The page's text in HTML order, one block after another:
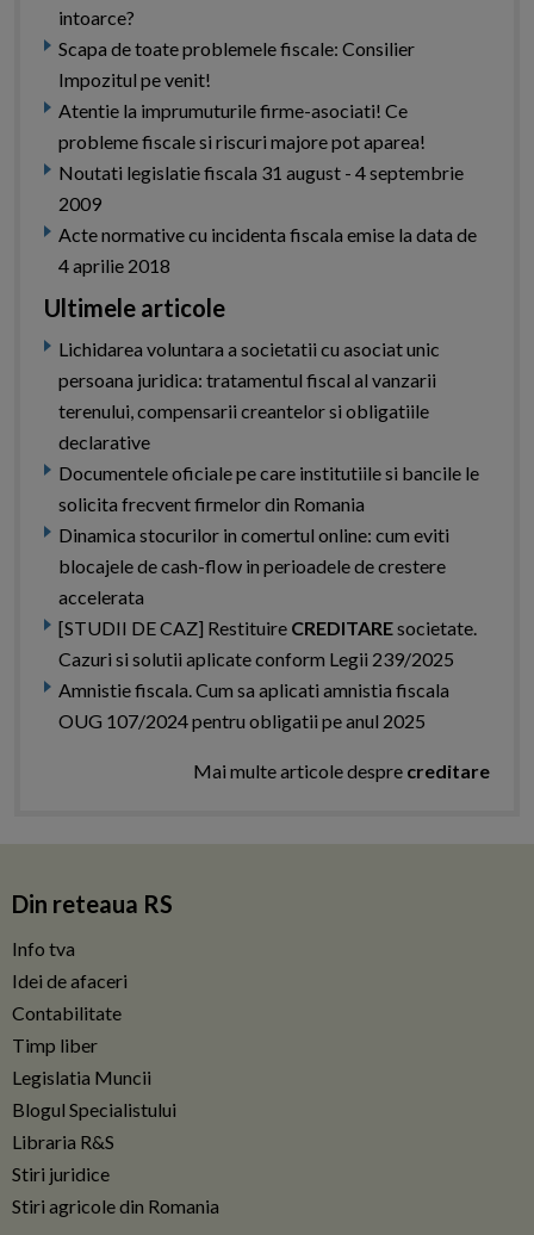
intoarce?
Scapa de toate problemele fiscale: Consilier
Impozitul pe venit!
Atentie la imprumuturile firme-asociati! Ce
probleme fiscale si riscuri majore pot aparea!
Noutati legislatie fiscala 31 august - 4 septembrie
2009
Acte normative cu incidenta fiscala emise la data de
4 aprilie 2018
Ultimele articole
Lichidarea voluntara a societatii cu asociat unic
persoana juridica: tratamentul fiscal al vanzarii
terenului, compensarii creantelor si obligatiile
declarative
Documentele oficiale pe care institutiile si bancile le
solicita frecvent firmelor din Romania
Dinamica stocurilor in comertul online: cum eviti
blocajele de cash-flow in perioadele de crestere
accelerata
[STUDII DE CAZ] Restituire CREDITAREsocietate.
Cazuri si solutii aplicate conform Legii 239/2025
Amnistie fiscala. Cum sa aplicati amnistia fiscala
OUG 107/2024 pentru obligatii pe anul 2025
Mai multe articole despre creditare
Din reteaua RS
Info tva
Idei de afaceri
Contabilitate
Timp liber
Legislatia Muncii
Blogul Specialistului
Libraria R&S
Stiri juridice
Stiri agricole din Romania